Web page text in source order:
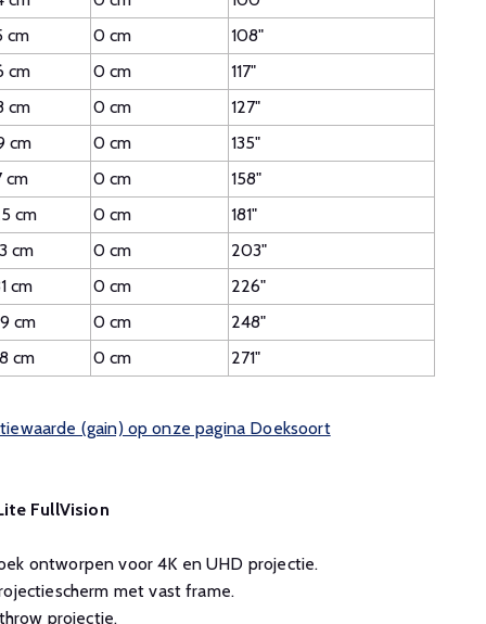
cm 0 cm
108"
cm 0 cm
117"
cm 0 cm
127"
cm 0 cm
135"
cm 0 cm
158"
cm 0 cm
181"
cm 0 cm
203"
cm 0 cm
226"
cm 0 cm
248"
cm 0 cm 271"
(gain) op onze pagina Doeksoort
FullVision
ontworpen voor 4K en UHD projectie.
met vast frame.
projectie.